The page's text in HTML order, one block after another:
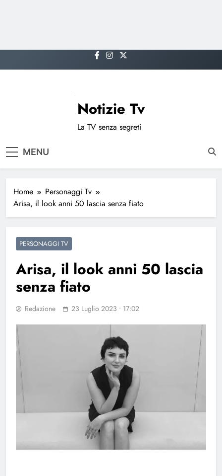
to
Notizie Tv
La TV senza segreti
MENU
Home
Personaggi Tv
Arisa, il look anni 50 lascia senza fiato
PERSONAGGI TV
Arisa, il look anni 50 lascia
senza fiato
Redazione 23 Luglio 2023 • 17:02